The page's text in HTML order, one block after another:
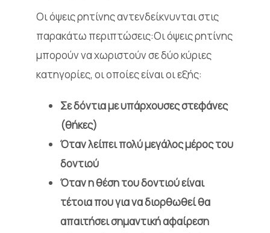
Οι όψεις ρητίνης αντενδείκνυνται στις
παρακάτω περιπτώσεις:Οι όψεις ρητίνης
μπορούν να χωριστούν σε δύο κύριες
κατηγορίες, οι οποίες είναι οι εξής:
Σε δόντια με υπάρχουσες στεφάνες
(θήκες)
Όταν λείπει πολύ μεγάλος μέρος του
δοντιού
Όταν η θέση του δοντιού είναι
τέτοια που για να διορθωθεί θα
απαιτήσει σημαντική αφαίρεση